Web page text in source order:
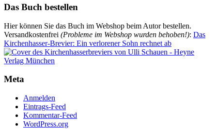
Das Buch bestellen
Hier können Sie das Buch im Webshop beim Autor bestellen.
Versandkostenfrei (Probleme im Webshop wurden behoben!): Das
Kirchenhasser-Brevier: Ein verlorener Sohn rechnet ab
Meta
Anmelden
Eintrags-Feed
Kommentar-Feed
WordPress.org